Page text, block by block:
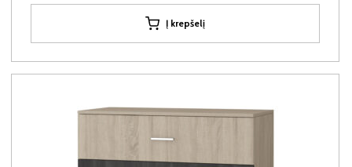
Į krepšelį